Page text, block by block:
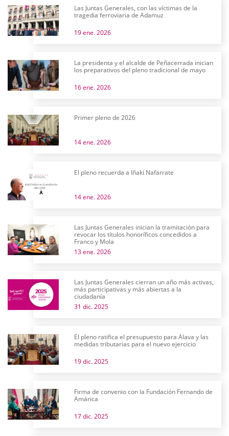
Las Juntas Generales, con las víctimas de la
tragedia ferroviaria de Adamuz
19 ene. 2026
La presidenta y el alcalde de Peñacerrada inician
los preparativos del pleno tradicional de mayo
16 ene. 2026
Primer pleno de 2026
14 ene. 2026
El pleno recuerda a Iñaki Nafarrate
14 ene. 2026
Las Juntas Generales inician la tramitación para
revocar los títulos honoríficos concedidos a
Franco y Mola
13 ene. 2026
Las Juntas Generales cierran un año más activas,
más participativas y más abiertas a la
ciudadanía
31 dic. 2025
El pleno ratifica el presupuesto para Álava y las
medidas tributarias para el nuevo ejercicio
19 dic. 2025
Firma de convenio con la Fundación Fernando de
Amárica
17 dic. 2025